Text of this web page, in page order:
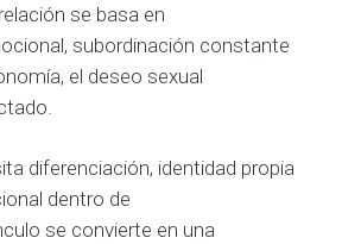
se basa en
subordinación constante
el deseo sexual
diferenciación, identidad propia
dentro de
se convierte en una